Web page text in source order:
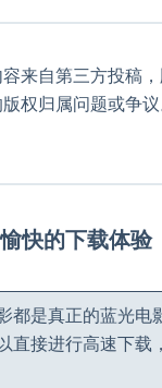
来自第三方投稿
权归属问题或争
快的下载体验
都是真正的蓝光
接进行高速下载